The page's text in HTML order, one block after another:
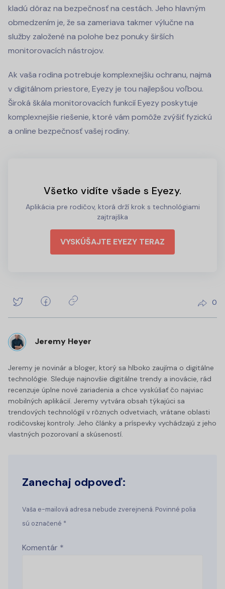
kladú dôraz na bezpečnosť na cestách. Jeho hlavným
obmedzením je, že sa zameriava takmer výlučne na
služby založené na polohe bez ponuky širších
monitorovacích nástrojov.
Ak vaša rodina potrebuje komplexnejšiu ochranu, najmä
v digitálnom priestore, Eyezy je tou najlepšou voľbou.
Široká škála monitorovacích funkcií Eyezy poskytuje
komplexnejšie riešenie, ktoré vám pomôže zvýšiť fyzickú
a online bezpečnosť vašej rodiny.
Všetko vidíte všade s Eyezy.
Aplikácia pre rodičov, ktorá drží krok s technológiami
zajtrajška
VYSKÚŠAJTE EYEZY TERAZ
0
Jeremy Heyer
Jeremy je novinár a bloger, ktorý sa hlboko zaujíma o digitálne
technológie. Sleduje najnovšie digitálne trendy a inovácie, rád
recenzuje úplne nové zariadenia a chce vyskúšať čo najviac
mobilných aplikácií. Jeremy vytvára obsah týkajúci sa
trendových technológií v rôznych odvetviach, vrátane oblasti
rodičovskej kontroly. Jeho články a príspevky vychádzajú z jeho
vlastných pozorovaní a skúseností.
Zanechaj odpoveď:
Vaša e-mailová adresa nebude zverejnená. Povinné polia
sú označené *
Komentár *